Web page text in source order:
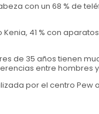
con un 68 % de
41 % con
de 35 años tienen
entre
por el centro Pew